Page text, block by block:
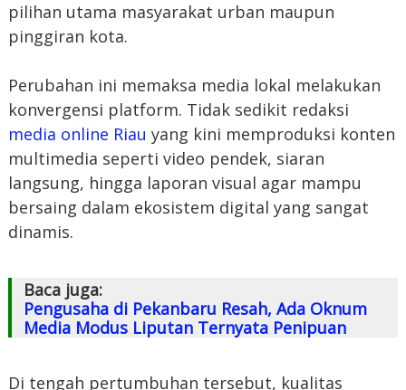
pilihan utama masyarakat urban maupun
pinggiran kota.
Perubahan ini memaksa media lokal melakukan
konvergensi platform. Tidak sedikit redaksi
media online Riau yang kini memproduksi konten
multimedia seperti video pendek, siaran
langsung, hingga laporan visual agar mampu
bersaing dalam ekosistem digital yang sangat
dinamis.
Baca juga:
Pengusaha di Pekanbaru Resah, Ada Oknum
Media Modus Liputan Ternyata Penipuan
Di tengah pertumbuhan tersebut, kualitas